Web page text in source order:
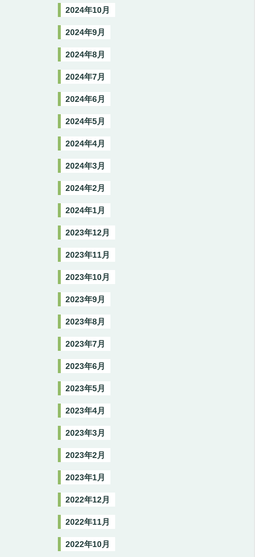
2024年10月
2024年9月
2024年8月
2024年7月
2024年6月
2024年5月
2024年4月
2024年3月
2024年2月
2024年1月
2023年12月
2023年11月
2023年10月
2023年9月
2023年8月
2023年7月
2023年6月
2023年5月
2023年4月
2023年3月
2023年2月
2023年1月
2022年12月
2022年11月
2022年10月